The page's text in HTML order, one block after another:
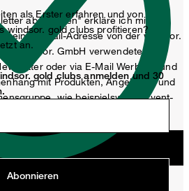
abonnieren" erkläre ich mich
E-Mail-Adresse von der windsor.
windsor. GmbH verwendeten
oder via E-Mail Werbung und
mit Produkten, Angeboten und
wie beispielsweise Event-
Promotions zuzusenden.
jederzeit durch den Abmeldelink im
gold clubs anmelden und 30
als Erster erfahren und von
windsor. gold clubs profitieren?
an.
Abonnieren